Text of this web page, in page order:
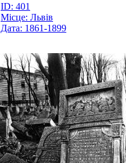
ID: 401
Місце: Львів
Дата: 1861-1899